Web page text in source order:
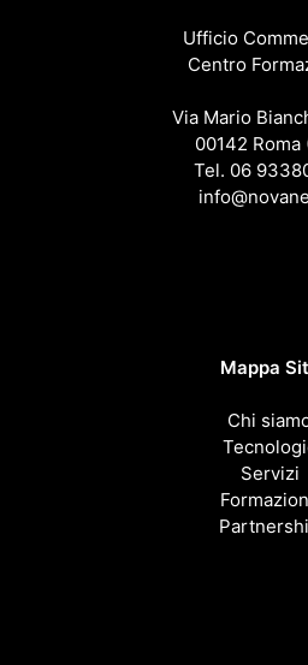
Ufficio
Centro
Via Mario
00142 Roma
Tel. 06
Mappa
Chi
Servizi